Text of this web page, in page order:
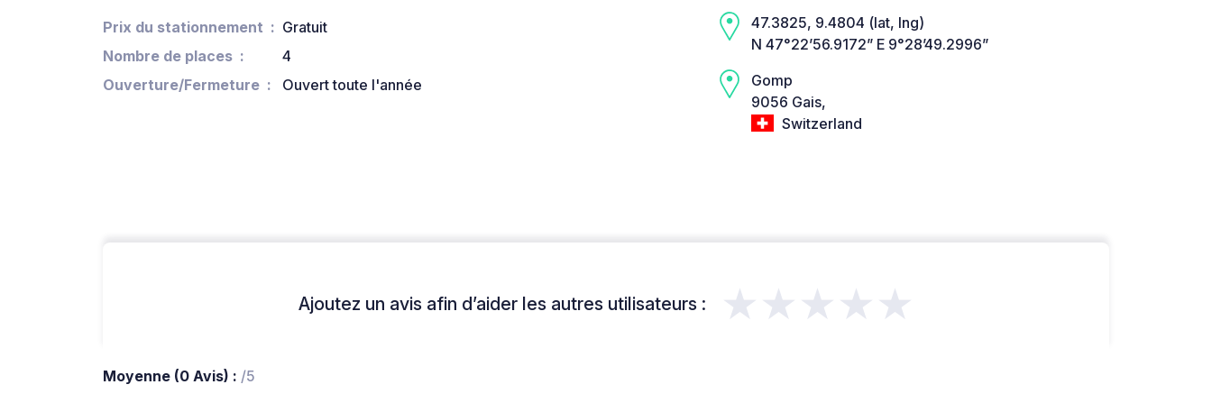
Prix du stationnement
Gratuit
Nombre de places
4
Ouverture/Fermeture
Ouvert toute l'année
47.3825, 9.4804 (lat, lng)
N 47°22’56.9172” E 9°28’49.2996”
Gomp
9056 Gais,
Switzerland
Ajoutez un avis afin d’aider les autres utilisateurs : ★★★★★
Moyenne (0 Avis) : /5